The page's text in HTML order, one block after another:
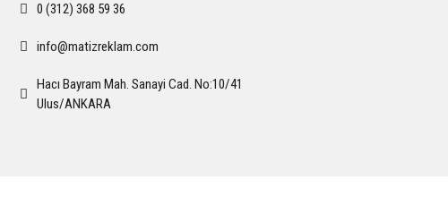
0 (312) 368 59 36
info@matizreklam.com
Hacı Bayram Mah. Sanayi Cad. No:10/41
Ulus/ANKARA